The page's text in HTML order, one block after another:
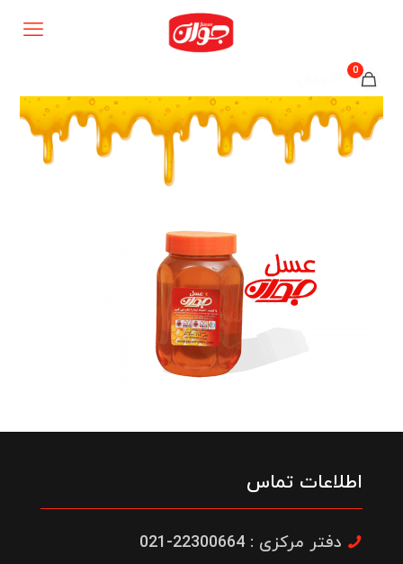
0
اطلاعات تماس
دفتر مرکزی : 22300664-021